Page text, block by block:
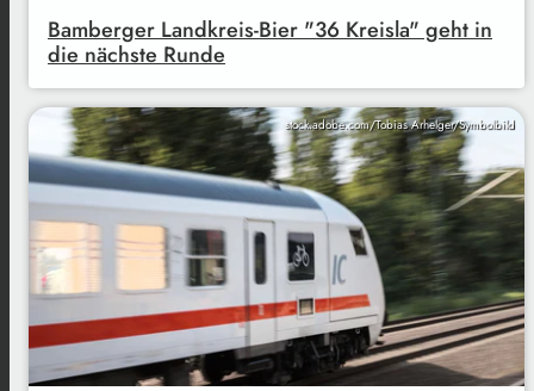
Bamberger Landkreis-Bier "36 Kreisla" geht in
die nächste Runde
stock.adobe.com/Tobias Arhelger/Symbolbild